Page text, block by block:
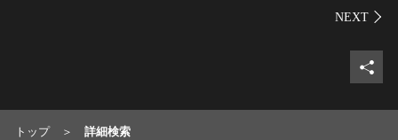
シェ
トップ 詳細検索